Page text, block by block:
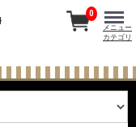
0
メニュー
カテゴリ